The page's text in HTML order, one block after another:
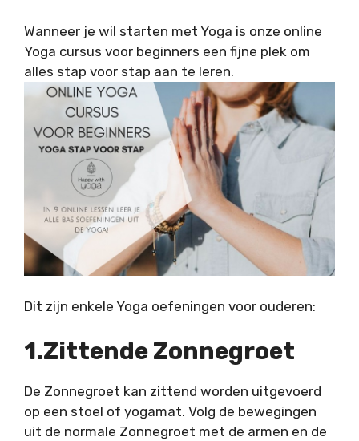
Wanneer je wil starten met Yoga is onze online
Yoga cursus voor beginners een fijne plek om
alles stap voor stap aan te leren.
Dit zijn enkele Yoga oefeningen voor ouderen:
1.Zittende Zonnegroet
De Zonnegroet kan zittend worden uitgevoerd
op een stoel of yogamat. Volg de bewegingen
uit de normale Zonnegroet met de armen en de